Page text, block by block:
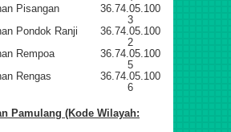
Pisangan
36.74.05.100
3
Pondok Ranji
36.74.05.100
2
Rempoa
36.74.05.100
5
Rengas
36.74.05.100
6
Pamulang (Kode Wilayah: